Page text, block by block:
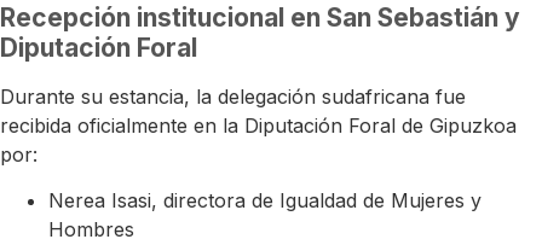
Recepción institucional en San Sebastián y
Diputación Foral
Durante su estancia, la delegación sudafricana fue
recibida oficialmente en la Diputación Foral de Gipuzkoa
por:
Nerea Isasi, directora de Igualdad de Mujeres y
Hombres